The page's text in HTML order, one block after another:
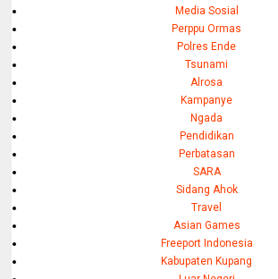
Media Sosial
Perppu Ormas
Polres Ende
Tsunami
Alrosa
Kampanye
Ngada
Pendidikan
Perbatasan
SARA
Sidang Ahok
Travel
Asian Games
Freeport Indonesia
Kabupaten Kupang